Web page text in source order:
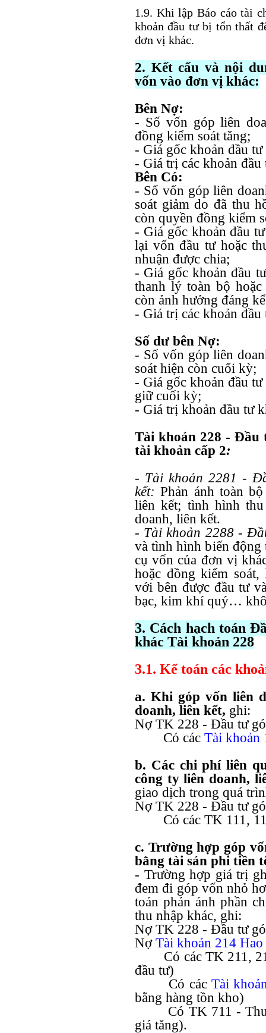
1.9. Khi lập Báo cáo tài
khoản đầu tư bị tổn thất
đơn vị khác.
2. Kết cấu và nội
vốn vào đơn vị khác:
Bên Nợ:
- Số vốn góp liên
đồng kiểm soát tăng;
- Giá gốc khoản đầu
- Giá trị các khoản đầu
Bên Có:
- Số vốn góp liên
soát giảm do đã thu
còn quyền đồng kiểm
- Giá gốc khoản đầu
lại vốn đầu tư hoặc
nhuận được chia;
- Giá gốc khoản đầu
thanh lý toàn bộ
còn ảnh hưởng đáng
- Giá trị các khoản đầu
Số dư bên Nợ:
- Số vốn góp liên
soát hiện còn cuối kỳ;
- Giá gốc khoản đầu
giữ cuối kỳ;
- Giá trị khoản đầu tư
Tài khoản 228 - Đầu
tài khoản cấp 2:
- Tài khoản 2281 -
kết: Phản ánh toàn
liên kết; tình hình
doanh, liên kết.
- Tài khoản 2288 -
và tình hình biến động
cụ vốn của đơn vị
hoặc đồng kiểm
với bên được đầu tư
bạc, kim khí quý…
3. Cách hạch toán
khác Tài khoản 228
3.1. Kế toán các
a. Khi góp vốn liên
doanh, liên kết, ghi:
Nợ TK 228 - Đầu tư
Có các Tài khoản
b. Các chi phí liên
công ty liên doanh,
giao dịch trong quá
Nợ TK 228 - Đầu tư
Có các TK 111,
c. Trường hợp góp
bằng tài sản phi tiền
- Trường hợp giá trị
đem đi góp vốn nhỏ
toán phản ánh phần
thu nhập khác, ghi:
Nợ TK 228 - Đầu tư
Nợ Tài khoản 214
Có các TK 211,
đầu tư)
Có các Tài
bằng hàng tồn kho)
Có TK 711 -
giá tăng).